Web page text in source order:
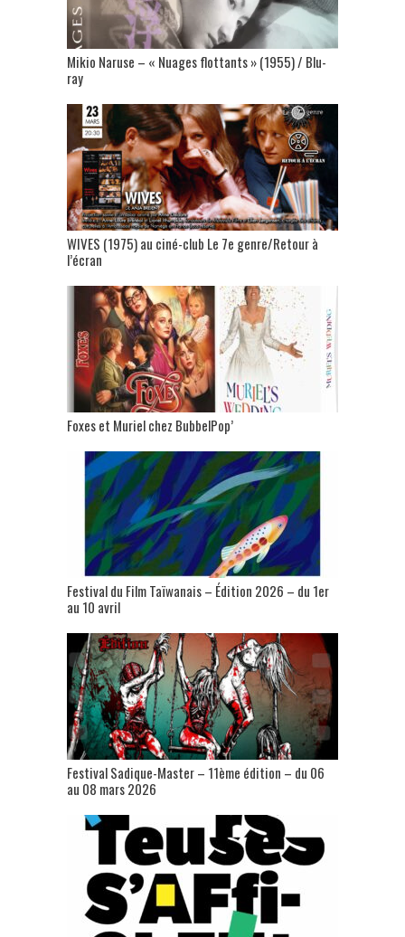
Mikio Naruse – « Nuages flottants » (1955) / Blu-
ray
WIVES (1975) au ciné-club Le 7e genre/Retour à
l’écran
Foxes et Muriel chez BubbelPop’
Festival du Film Taïwanais – Édition 2026 – du 1er
au 10 avril
Festival Sadique-Master – 11ème édition – du 06
au 08 mars 2026